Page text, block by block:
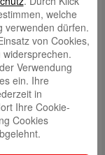
2026 startet
2025: Team
Odenwaldkreis
Erfolgsbilanz
welche
verwenden dürfen.
von Cookies,
Verwendung
ein. Ihre
in
Ihre Cookie-
Cookies